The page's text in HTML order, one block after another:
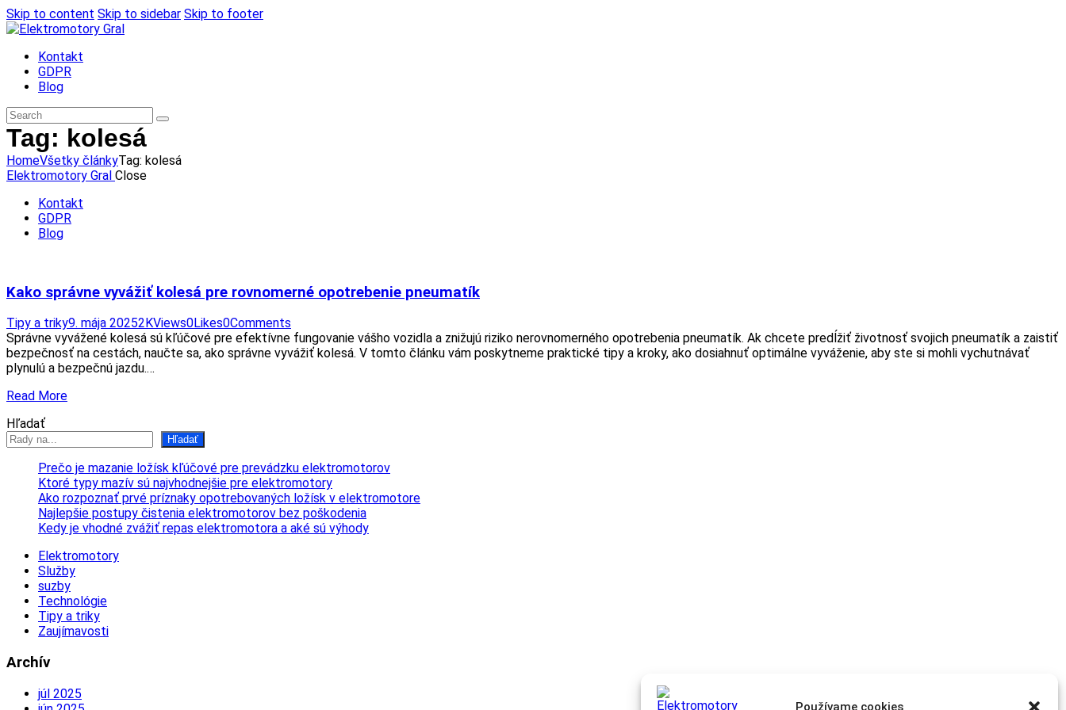
Používame cookies
Skip to content Skip to sidebar Skip to footer
Kontakt
GDPR
Blog
Tag: kolesá
HomeVšetky článkyTag: kolesá
Elektromotory Gral Close
Kontakt
GDPR
Blog
Kako správne vyvážiť kolesá pre rovnomerné opotrebenie pneumatík
Tipy a triky9. mája 20252KViews0Likes0Comments
Správne vyvážené kolesá sú kľúčové pre efektívne fungovanie vášho vozidla a znižujú riziko nerovnomerného opotrebenia pneumatík. Ak chcete predĺžiť životnosť svojich pneumatík a zaistiť
bezpečnosť na cestách, naučte sa, ako správne vyvážiť kolesá. V tomto článku vám poskytneme praktické tipy a kroky, ako dosiahnuť optimálne vyváženie, aby ste si mohli vychutnávať
plynulú a bezpečnú jazdu.…
Read More
Hľadať
Hľadať
Prečo je mazanie ložísk kľúčové pre prevádzku elektromotorov
Ktoré typy mazív sú najvhodnejšie pre elektromotory
Ako rozpoznať prvé príznaky opotrebovaných ložísk v elektromotore
Najlepšie postupy čistenia elektromotorov bez poškodenia
Kedy je vhodné zvážiť repas elektromotora a aké sú výhody
Elektromotory
Služby
suzby
Technológie
Tipy a triky
Zaujímavosti
Archív
júl 2025